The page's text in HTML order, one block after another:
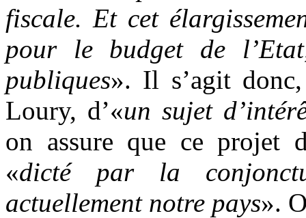
fiscale. Et cet
pour le budget de
publiques». Il s’agit
Loury, d’«un sujet
on assure que ce projet
«dicté par la
actuellement notre pays».